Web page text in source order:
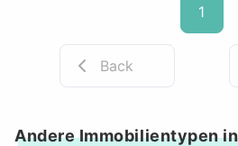
1
Back
Andere Immobilientypen